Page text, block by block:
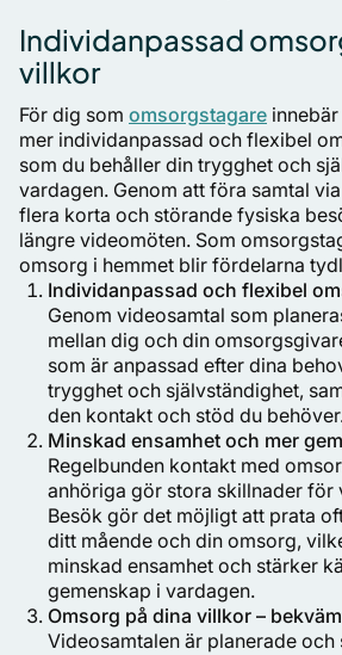
Individanpassad
villkor
För dig som omsorgstagare
mer individanpassad och flexibel
som du behåller din trygghet och
vardagen. Genom att föra samtal
flera korta och störande fysiska
längre videomöten. Som
omsorg i hemmet blir fördelarna
Individanpassad och flexibel
Genom videosamtal som
mellan dig och din
som är anpassad efter dina
trygghet och självständighet,
den kontakt och stöd du
Minskad ensamhet och mer
Regelbunden kontakt med
anhöriga gör stora skillnader för
Besök gör det möjligt att prata
ditt mående och din omsorg,
minskad ensamhet och stärker
gemenskap i vardagen.
Omsorg på dina villkor –
Videosamtalen är planerade